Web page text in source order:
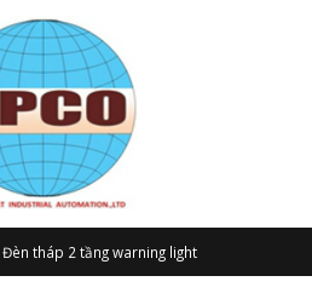
Đèn tháp 2 tầng warning light